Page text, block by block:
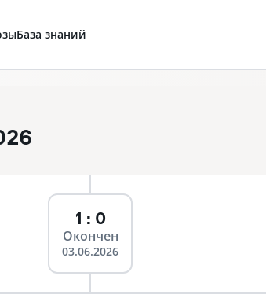
База знаний
1 : 0
Окончен
03.06.2026